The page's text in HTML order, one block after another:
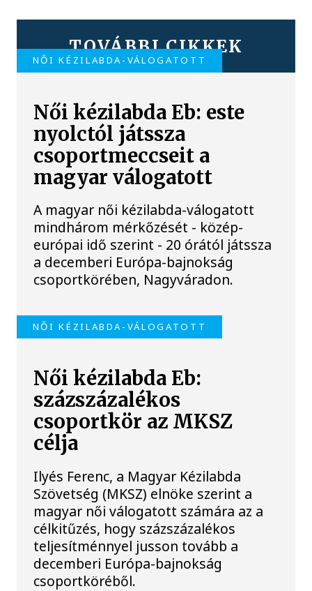
TOVÁBBI CIKKEK
NŐI KÉZILABDA-VÁLOGATOTT
Női kézilabda Eb: este
nyolctól játssza
csoportmeccseit a
magyar válogatott
A magyar női kézilabda-válogatott
mindhárom mérkőzését - közép-
európai idő szerint - 20 órától játssza
a decemberi Európa-bajnokság
csoportkörében, Nagyváradon.
NŐI KÉZILABDA-VÁLOGATOTT
Női kézilabda Eb:
százszázalékos
csoportkör az MKSZ
célja
Ilyés Ferenc, a Magyar Kézilabda
Szövetség (MKSZ) elnöke szerint a
magyar női válogatott számára az a
célkitűzés, hogy százszázalékos
teljesítménnyel jusson tovább a
decemberi Európa-bajnokság
csoportköréből.